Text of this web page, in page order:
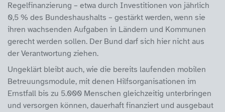
Regelfinanzierung – etwa durch Investitionen von jährlich
0,5 % des Bundeshaushalts – gestärkt werden, wenn sie
ihren wachsenden Aufgaben in Ländern und Kommunen
gerecht werden sollen. Der Bund darf sich hier nicht aus
der Verantwortung ziehen.
Ungeklärt bleibt auch, wie die bereits laufenden mobilen
Betreuungsmodule, mit denen Hilfsorganisationen im
Ernstfall bis zu 5.000 Menschen gleichzeitig unterbringen
und versorgen können, dauerhaft finanziert und ausgebaut